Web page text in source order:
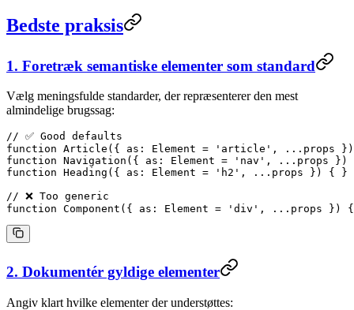
Bedste praksis
1. Foretræk semantiske elementer som standard
Vælg meningsfulde standarder, der repræsenterer den mest
almindelige brugssag:
// ✅ Good defaults
function Article ({ as : Element = 'article' , ... props
function Navigation ({ as : Element = 'nav' , ... props })
function Heading ({ as : Element = 'h2' , ... props }) { }
// ❌ Too generic
function Component ({ as : Element = 'div' , ... props })
2. Dokumentér gyldige elementer
Angiv klart hvilke elementer der understøttes: